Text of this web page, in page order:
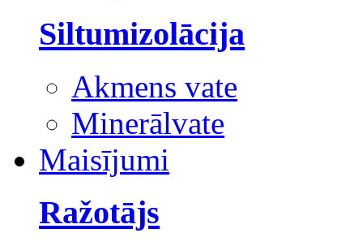
Siltumizolācija
Akmens vate
Minerālvate
Maisījumi
Ražotājs